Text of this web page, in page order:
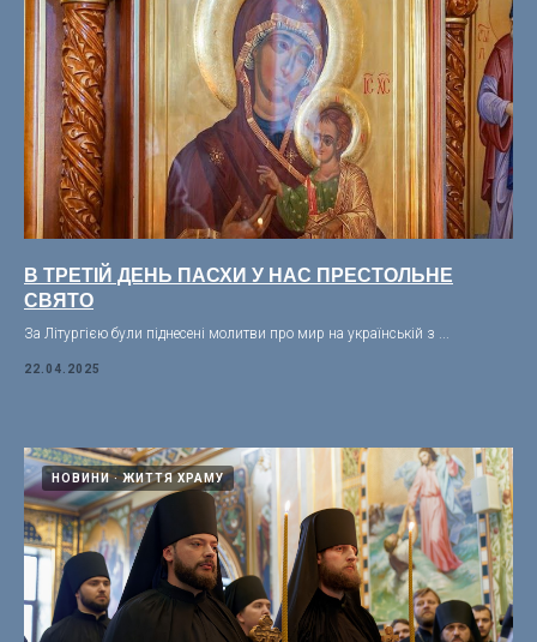
В ТРЕТІЙ ДЕНЬ ПАСХИ У НАС ПРЕСТОЛЬНЕ
СВЯТО
За Літургією були піднесені молитви про мир на українській з ...
22.04.2025
НОВИНИ ЖИТТЯ ХРАМУ